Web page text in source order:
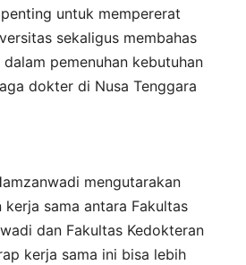
untuk mempererat
sekaligus membahas
pemenuhan kebutuhan
dokter di Nusa Tenggara
mengutarakan
kerja sama antara Fakultas
dan Fakultas Kedokteran
kerja sama ini bisa lebih